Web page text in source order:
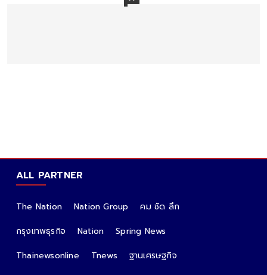
ALL PARTNER
The Nation Nation Group
คม ชัด ลึก
กรุงเทพธุรกิจ
Nation
Spring News
Thainewsonline
Tnews ฐานเศรษฐกิจ